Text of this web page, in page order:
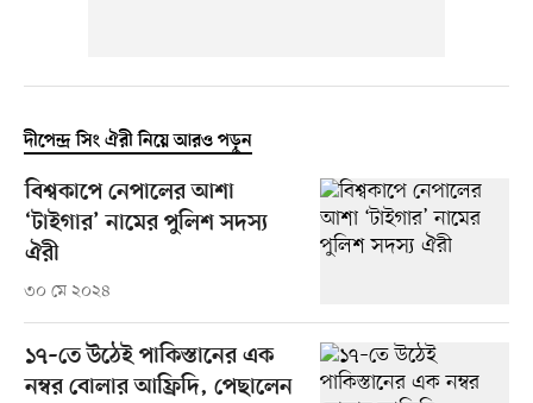
দীপেন্দ্র সিং ঐরী নিয়ে আরও পড়ুন
বিশ্বকাপে নেপালের আশা
‘টাইগার’ নামের পুলিশ সদস্য
ঐরী
৩০ মে ২০২৪
১৭–তে উঠেই পাকিস্তানের এক
নম্বর বোলার আফ্রিদি, পেছালেন